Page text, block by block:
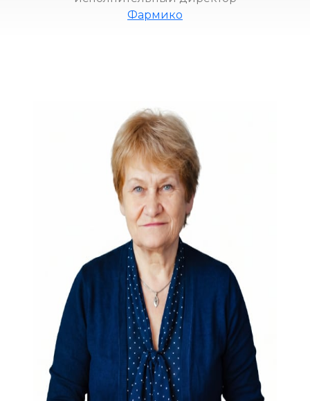
Фармико